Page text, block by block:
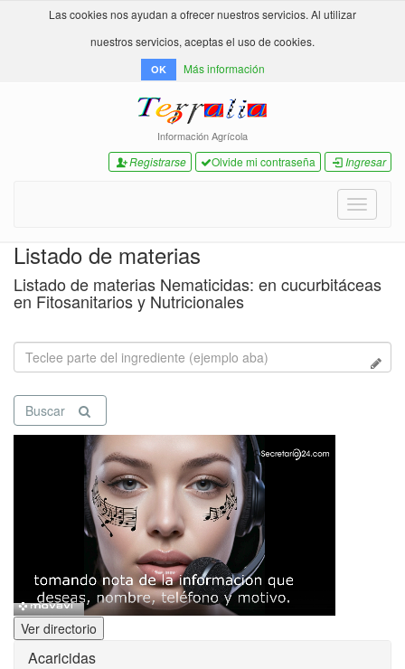
Las cookies nos ayudan a ofrecer nuestros servicios. Al utilizar
nuestros servicios, aceptas el uso de cookies.
OK Más información
Información Agrícola
Registrarse Olvide mi contraseña Ingresar
Toggle
Listado de materias
Listado de materias Nematicidas: en cucurbitáceas
en Fitosanitarios y Nutricionales
Buscar
Ver directorio
Acaricidas